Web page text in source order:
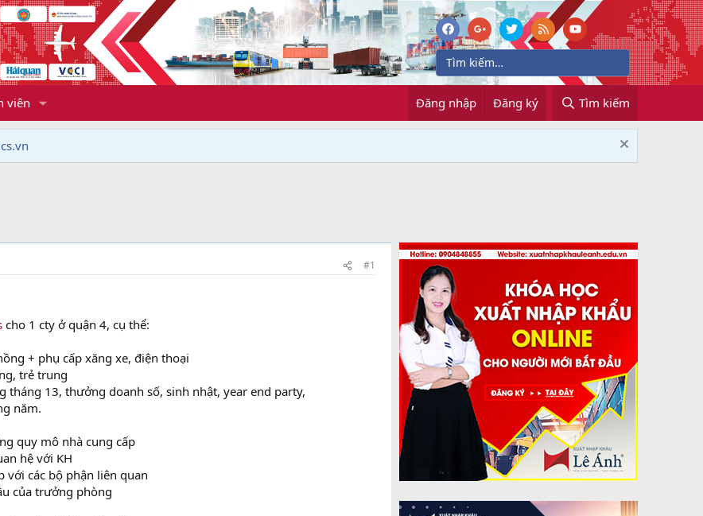
viên Đăng nhập Đăng ký Tìm kiếm
#1
cho 1 cty ở quận 4, cụ thể:
+ phụ cấp xăng xe, điện thoại
trẻ trung
tháng 13, thưởng doanh số, sinh nhật, year end party,
năm.
quy mô nhà cung cấp
hệ với KH
với các bộ phận liên quan
của trưởng phòng